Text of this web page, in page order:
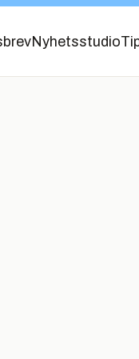
Nyhetsstudio